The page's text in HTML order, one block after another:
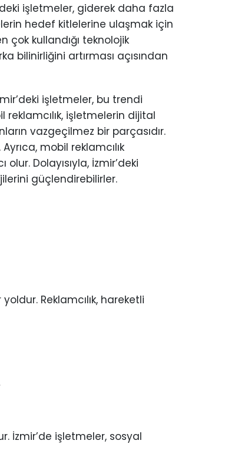
işletmeler, giderek daha fazla
hedef kitlelerine ulaşmak için
kullandığı teknolojik
bilinirliğini artırması açısından
işletmeler, bu trendi
işletmelerin dijital
vazgeçilmez bir parçasıdır.
mobil reklamcılık
Dolayısıyla, İzmir’deki
güçlendirebilirler.
Reklamcılık, hareketli
İzmir’de işletmeler, sosyal